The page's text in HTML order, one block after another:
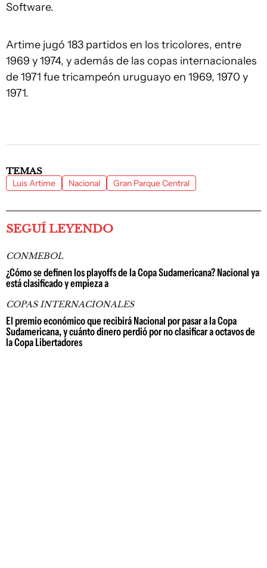
Software.
Artime jugó 183 partidos en los tricolores, entre
1969 y 1974, y además de las copas internacionales
de 1971 fue tricampeón uruguayo en 1969, 1970 y
1971.
TEMAS
Luis Artime Nacional Gran Parque Central
SEGUÍ LEYENDO
CONMEBOL
¿Cómo se definen los playoffs de la Copa Sudamericana? Nacional ya
está clasificado y empieza a
COPAS INTERNACIONALES
El premio económico que recibirá Nacional por pasar a la Copa
Sudamericana, y cuánto dinero perdió por no clasificar a octavos de
la Copa Libertadores